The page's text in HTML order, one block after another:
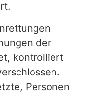
der
kontrolliert
Personen